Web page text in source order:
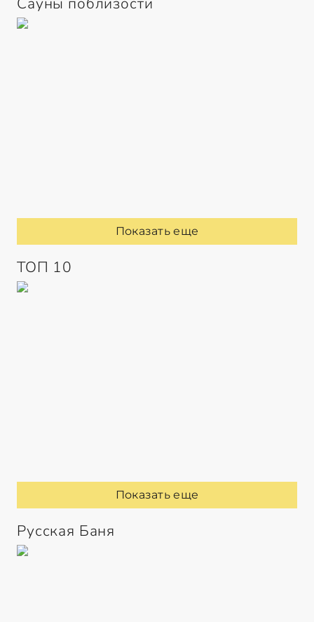
Показать еще
ТОП 10
Показать еще
Русская Баня